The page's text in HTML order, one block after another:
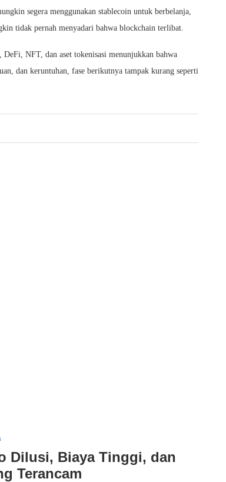
segera menggunakan stablecoin untuk berbelanja,
tidak pernah menyadari bahwa blockchain terlibat.
NFT, dan aset tokenisasi menunjukkan bahwa
dan keruntuhan, fase berikutnya tampak kurang seperti
Dilusi, Biaya Tinggi, dan
Terancam